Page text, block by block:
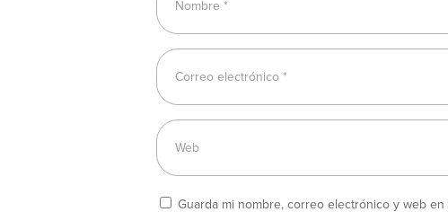
Guarda mi nombre, correo electrónico y web